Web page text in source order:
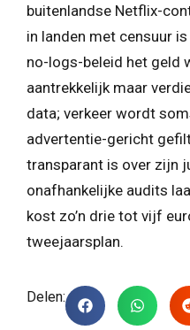
buitenlandse Netflix-
in landen met censuur
no-logs-beleid het geld
aantrekkelijk maar
data; verkeer wordt
advertentie-gericht
transparant is over zijn
onafhankelijke audits
kost zo’n drie tot vijf
tweejaarsplan.
Delen: